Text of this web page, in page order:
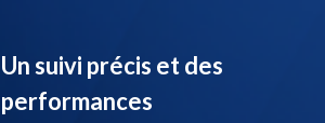
Un suivi précis et des
performances